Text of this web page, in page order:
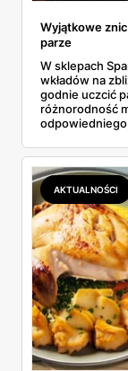
Wyjątkowe
parze
W sklepach
wkładów na
godnie uczcić
różnorodność
AKTUALNOŚCI